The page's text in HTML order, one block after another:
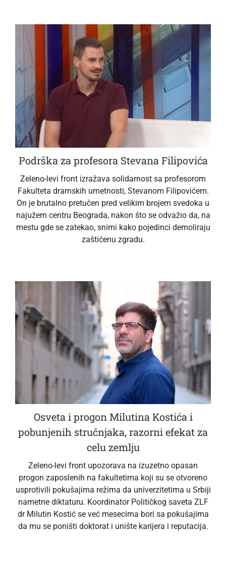
Podrška za profesora Stevana Filipovića
Zeleno-levi front izražava solidarnost sa profesorom
Fakulteta dramskih umetnosti, Stevanom Filipovićem.
On je brutalno pretučen pred velikim brojem svedoka u
najužem centru Beograda, nakon što se odvažio da, na
mestu gde se zatekao, snimi kako pojedinci demoliraju
zaštićenu zgradu.
Osveta i progon Milutina Kostića i
pobunjenih stručnjaka, razorni efekat za
celu zemlju
Zeleno-levi front upozorava na izuzetno opasan
progon zaposlenih na fakultetima koji su se otvoreno
usprotivili pokušajima režima da univerzitetima u Srbiji
nametne diktaturu. Koordinator Političkog saveta ZLF
dr Milutin Kostić se već mesecima bori sa pokušajima
da mu se poništi doktorat i unište karijera i reputacija.